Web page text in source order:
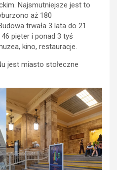
Najsmutniejsze jest to
aż 180
trwała 3 lata do 21
pięter i ponad 3 tyś
kino, restauracje.
jest miasto stołeczne